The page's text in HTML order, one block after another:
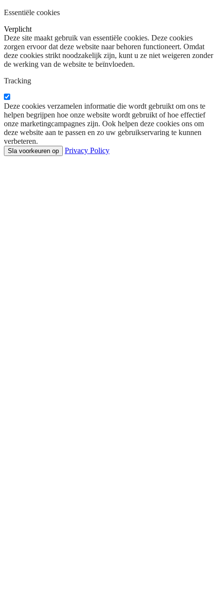
Essentiële cookies
Verplicht
Deze site maakt gebruik van essentiële cookies. Deze cookies
zorgen ervoor dat deze website naar behoren functioneert. Omdat
deze cookies strikt noodzakelijk zijn, kunt u ze niet weigeren zonder
de werking van de website te beïnvloeden.
Tracking
Deze cookies verzamelen informatie die wordt gebruikt om ons te
helpen begrijpen hoe onze website wordt gebruikt of hoe effectief
onze marketingcampagnes zijn. Ook helpen deze cookies ons om
deze website aan te passen en zo uw gebruikservaring te kunnen
verbeteren.
Privacy Policy